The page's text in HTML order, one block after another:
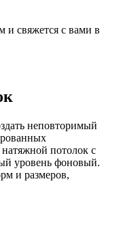
и свяжется с вами в
неповторимый
потолок с
уровень фоновый.
и размеров,